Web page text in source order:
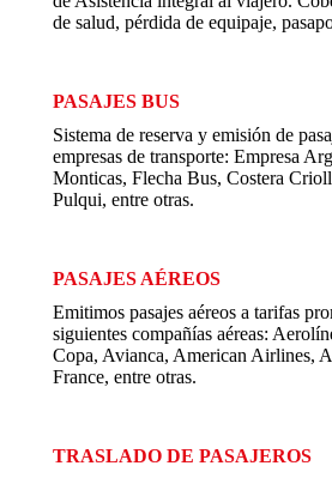
de salud, pérdida de equipaje,
PASAJES BUS
Sistema de reserva y emisión de
empresas de transporte: Empresa
Monticas, Flecha Bus, Costera
Pulqui, entre otras.
PASAJES AÉREOS
Emitimos pasajes aéreos a tarifas
siguientes compañías aéreas:
Copa, Avianca, American Airlines,
France, entre otras.
TRASLADO DE PASAJEROS